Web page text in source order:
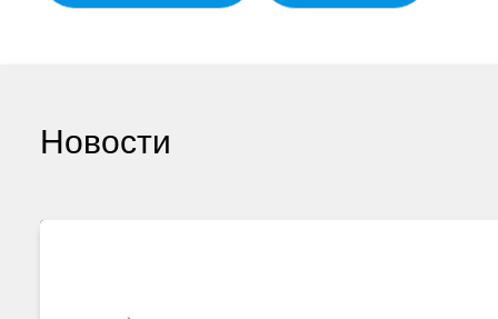
Новости